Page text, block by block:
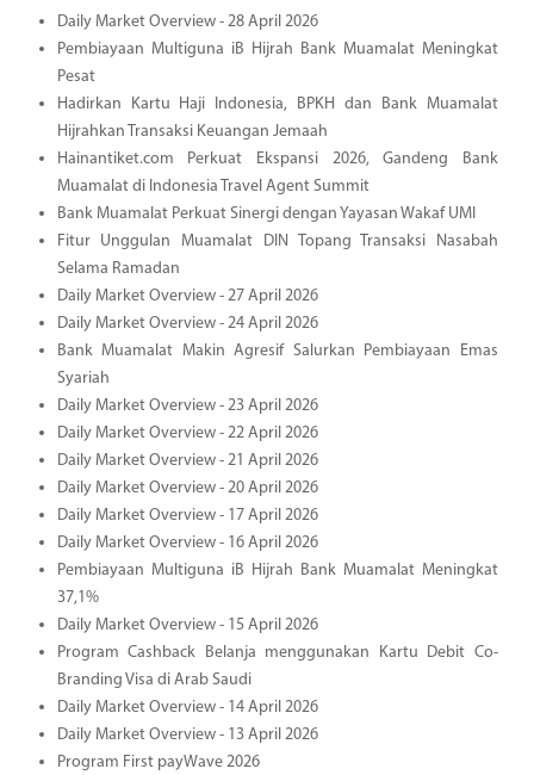
Daily Market Overview - 28 April 2026
Pembiayaan Multiguna iB Hijrah Bank Muamalat Meningkat
Pesat
Hadirkan Kartu Haji Indonesia, BPKH dan Bank Muamalat
Hijrahkan Transaksi Keuangan Jemaah
Hainantiket.com Perkuat Ekspansi 2026, Gandeng Bank
Muamalat di Indonesia Travel Agent Summit
Bank Muamalat Perkuat Sinergi dengan Yayasan Wakaf UMI
Fitur Unggulan Muamalat DIN Topang Transaksi Nasabah
Selama Ramadan
Daily Market Overview - 27 April 2026
Daily Market Overview - 24 April 2026
Bank Muamalat Makin Agresif Salurkan Pembiayaan Emas
Syariah
Daily Market Overview - 23 April 2026
Daily Market Overview - 22 April 2026
Daily Market Overview - 21 April 2026
Daily Market Overview - 20 April 2026
Daily Market Overview - 17 April 2026
Daily Market Overview - 16 April 2026
Pembiayaan Multiguna iB Hijrah Bank Muamalat Meningkat
37,1%
Daily Market Overview - 15 April 2026
Program Cashback Belanja menggunakan Kartu Debit Co-
Branding Visa di Arab Saudi
Daily Market Overview - 14 April 2026
Daily Market Overview - 13 April 2026
Program First payWave 2026